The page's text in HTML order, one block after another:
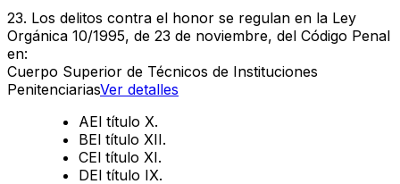
23. Los delitos contra el honor se regulan en la Ley
Orgánica 10/1995, de 23 de noviembre, del Código Penal
en:
Cuerpo Superior de Técnicos de Instituciones
PenitenciariasVer detalles
AEl título X.
BEl título XII.
CEl título XI.
DEl título IX.